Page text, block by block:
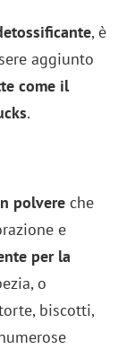
, è
aggiunto
come il
.
polvere che
e
per la
o
biscotti,